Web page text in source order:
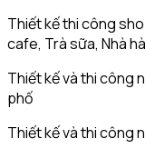
Thiết kế thi công
cafe, Trà sữa, Nhà
Thiết kế và thi công
phố
Thiết kế và thi công